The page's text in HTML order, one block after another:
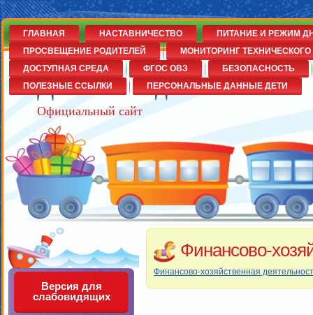
Детский сад№14
Официальный сайт
ГЛАВНАЯ НАСТАВНИЧЕСТВО
ПИТАНИЕ И РЕЖИМ
ПРОСВЕЩЕНИЕ РОДИТЕЛЕЙ
МОНИТОРИНГ
ДОСТУПНАЯ СРЕДА
ФГОС ОВЗ
БЕЗОПАСНОСТЬ
ПОЛЕЗНЫЕ ССЫЛКИ
ПЕРСОНАЛЬНЫЕ ДАННЫЕ ДЕТИ
Версия для
слабовидящих
Финансово-
Финансово-хозяйственная